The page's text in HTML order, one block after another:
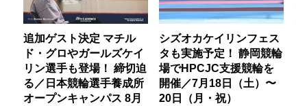
追加ゲスト決定 マチル
ド・グロやガールズケイ
リン選手も登場！ 締切迫
る／日本競輪選手養成所
オープンキャンパス 8月
シズオカケイリンフェス
タも実施予定！ 静岡競輪
場でHPCJC支援競輪を
開催／7月18日（土）〜
20日（月・祝）